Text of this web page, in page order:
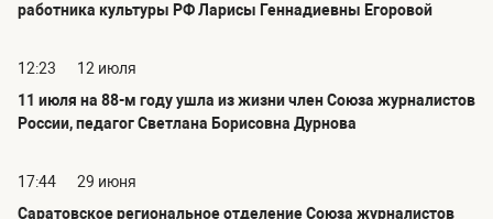
работника культуры РФ Ларисы Геннадиевны Егоровой
12:23
12 июля
11 июля на 88-м году ушла из жизни член Союза журналистов
России, педагог Светлана Борисовна Дурнова
17:44
29 июня
Саратовское региональное отделение Союза журналистов